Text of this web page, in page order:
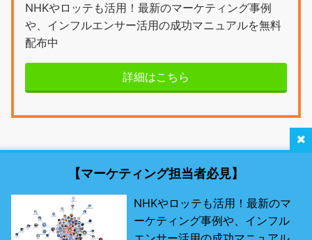
NHKやロッテも活用！最新のマーケティング事例
や、インフルエンサー活用の成功マニュアルを無料
配布中
詳細はこちら
最新SNSマーケティング研究所 by misosil
【マーケティング担当者必見】
NHKやロッテも活用！最新のマ
ーケティング事例や、インフル